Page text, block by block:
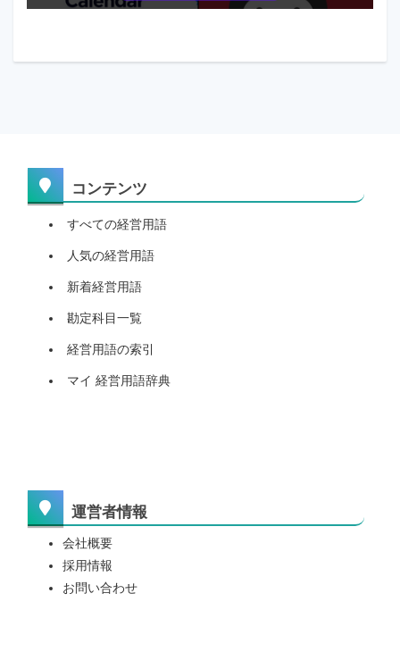
コンテンツ
すべての経営用語
人気の経営用語
新着経営用語
勘定科目一覧
経営用語の索引
マイ 経営用語辞典
運営者情報
会社概要
採用情報
お問い合わせ